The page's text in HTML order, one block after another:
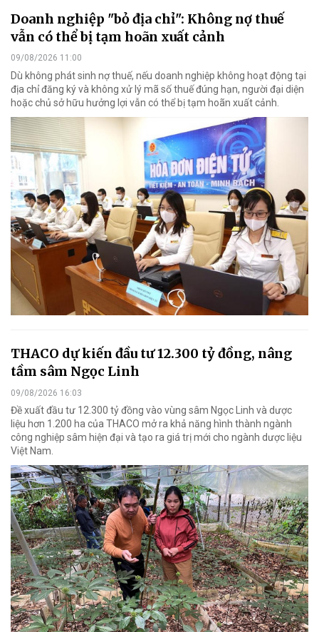
Doanh nghiệp "bỏ địa chỉ": Không nợ thuế
vẫn có thể bị tạm hoãn xuất cảnh
09/08/2026 11:00
Dù không phát sinh nợ thuế, nếu doanh nghiệp không hoạt động tại
địa chỉ đăng ký và không xử lý mã số thuế đúng hạn, người đại diện
hoặc chủ sở hữu hưởng lợi vẫn có thể bị tạm hoãn xuất cảnh.
THACO dự kiến đầu tư 12.300 tỷ đồng, nâng
tầm sâm Ngọc Linh
09/08/2026 16:03
Đề xuất đầu tư 12.300 tỷ đồng vào vùng sâm Ngọc Linh và dược
liệu hơn 1.200 ha của THACO mở ra khả năng hình thành ngành
công nghiệp sâm hiện đại và tạo ra giá trị mới cho ngành dược liệu
Việt Nam.